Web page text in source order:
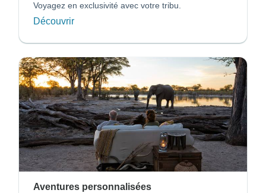
Voyagez en exclusivité avec votre tribu.
Découvrir
Aventures personnalisées